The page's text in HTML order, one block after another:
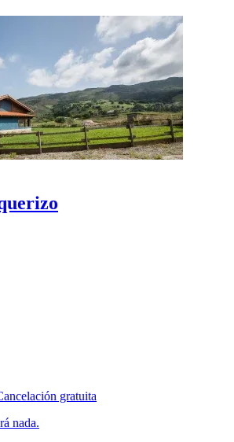
gratuita
nada.